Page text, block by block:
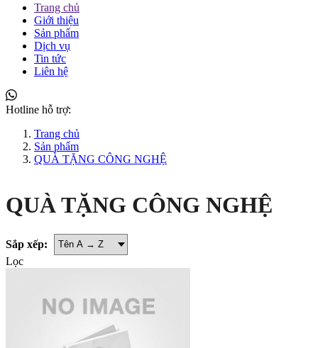
Trang chủ
Giới thiệu
Sản phẩm
Dịch vụ
Tin tức
Liên hệ
Hotline hỗ trợ:
Trang chủ
Sản phẩm
QUÀ TẶNG CÔNG NGHỆ
QUÀ TẶNG CÔNG NGHỆ
Sắp xếp:
Lọc